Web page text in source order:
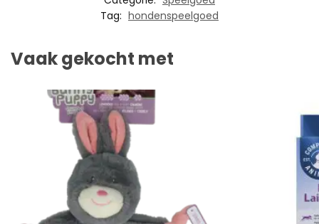
Tag: hondenspeelgoed
Vaak gekocht met